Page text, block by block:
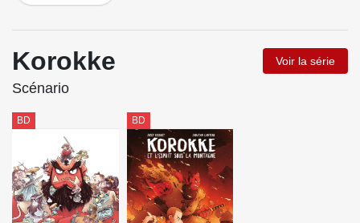
Korokke Voir la série
Scénario
BD BD